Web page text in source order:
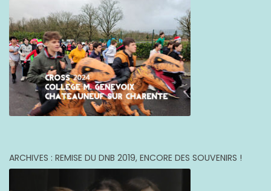
ARCHIVES : REMISE DU DNB 2019, ENCORE DES SOUVENIRS !